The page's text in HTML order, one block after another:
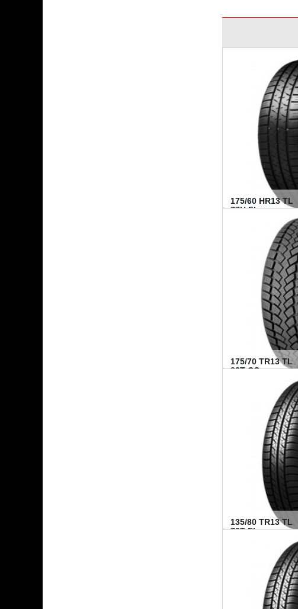
175/60 HR13 TL
77H FI...
175/70 TR13 TL
82T CO...
135/80 TR13 TL
70T FI...